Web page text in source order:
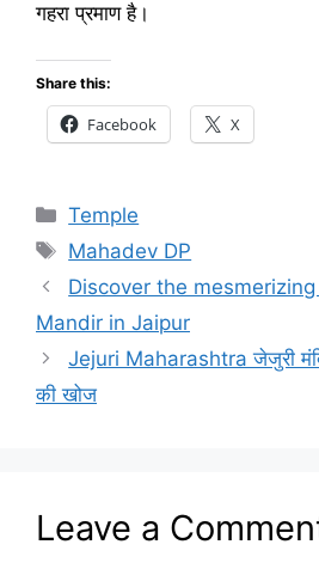
गहरा प्रमाण है।
Share this:
Facebook X
Categories
Temple
Tags
Mahadev DP
Discover the
Mandir in Jaipur
Jejuri Maharashtra जेजुरी
की खोज
Leave a